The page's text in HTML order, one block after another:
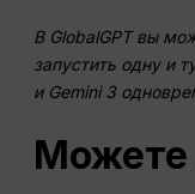
В GlobalGPT вы
запустить одну и
и Gemini 3
Можете